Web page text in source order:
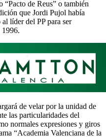
“Pacto de Reus” o también
que Jordi Pujol había
líder del PP para ser
1996.
de velar por la unidad de
las particularidades del
normales expresiones y giros
“Academia Valenciana de la